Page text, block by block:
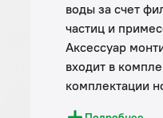
воды за счет
частиц и
Аксессуар
входит в
комплектации